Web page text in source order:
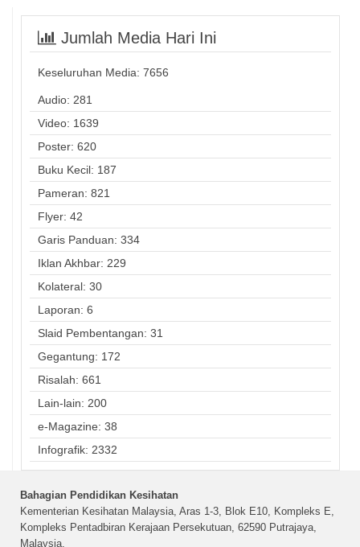
Jumlah Media Hari Ini
Keseluruhan Media: 7656
Audio: 281
Video: 1639
Poster: 620
Buku Kecil: 187
Pameran: 821
Flyer: 42
Garis Panduan: 334
Iklan Akhbar: 229
Kolateral: 30
Laporan: 6
Slaid Pembentangan: 31
Gegantung: 172
Risalah: 661
Lain-lain: 200
e-Magazine: 38
Infografik: 2332
Bahagian Pendidikan Kesihatan
Kementerian Kesihatan Malaysia, Aras 1-3, Blok E10, Kompleks E,
Kompleks Pentadbiran Kerajaan Persekutuan, 62590 Putrajaya,
Malaysia.